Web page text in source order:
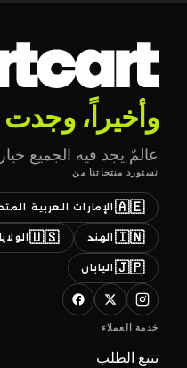
وأخيراً،
عالمٌ يجد فيه الجميع
نستورد منتجاتنا من
🇦🇪 الإمارات العربية
🇮🇳 الهند 🇺🇸
🇯🇵 اليابان
خدمة العملاء
تتبع الطلب